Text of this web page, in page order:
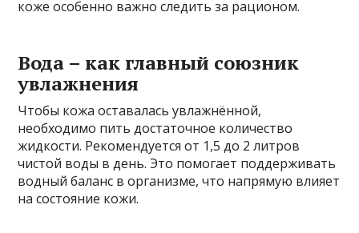
коже особенно важно следить за рационом.
Вода – как главный союзник
увлажнения
Чтобы кожа оставалась увлажнённой,
необходимо пить достаточное количество
жидкости. Рекомендуется от 1,5 до 2 литров
чистой воды в день. Это помогает поддерживать
водный баланс в организме, что напрямую влияет
на состояние кожи.